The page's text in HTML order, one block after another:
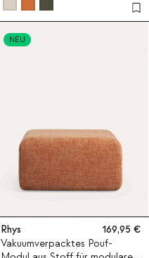
NEU
Rhys
169,95
Vakuumverpacktes Pouf-